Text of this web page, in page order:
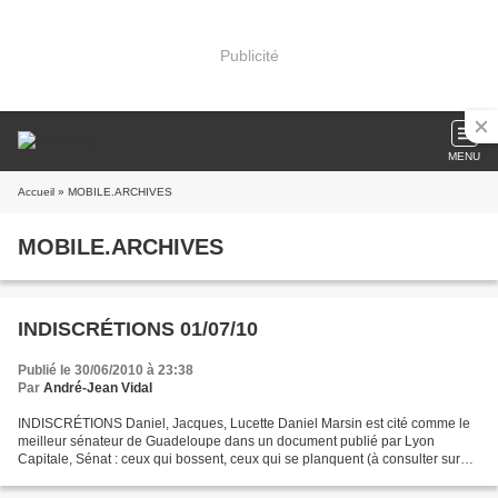
Publicité
MENU
Accueil » MOBILE.ARCHIVES
MOBILE.ARCHIVES
INDISCRÉTIONS 01/07/10
Publié le 30/06/2010 à 23:38
Par André-Jean Vidal
INDISCRÉTIONS Daniel, Jacques, Lucette Daniel Marsin est cité comme le
meilleur sénateur de Guadeloupe dans un document publié par Lyon
Capitale, Sénat : ceux qui bossent, ceux qui se planquent (à consulter sur